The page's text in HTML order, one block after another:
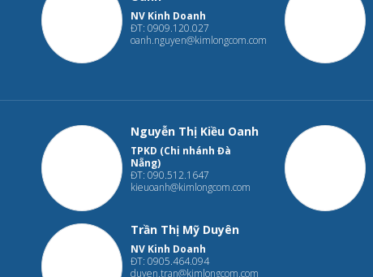
NV Kinh Doanh
ĐT: 0909.120.027
oanh.nguyen@kimlongcom.com
Nguyễn Thị Kiều Oanh
TPKD (Chi nhánh Đà
Nẵng)
ĐT: 090.512.1647
kieuoanh@kimlongcom.com
Trần Thị Mỹ Duyên
NV Kinh Doanh
ĐT: 0905.464.094
duyen.tran@kimlongcom.com